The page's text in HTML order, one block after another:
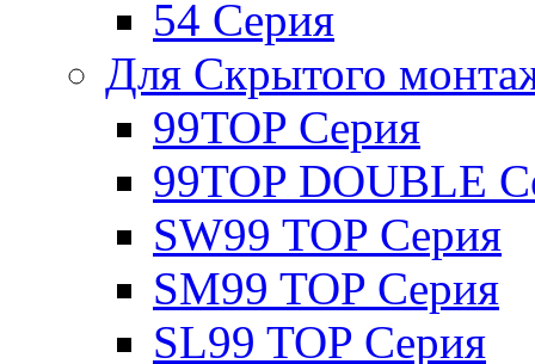
54 Серия
Для Скрытого
99TOP Серия
99TOP DOUBLE
SW99 TOP Серия
SM99 TOP Серия
SL99 TOP Серия